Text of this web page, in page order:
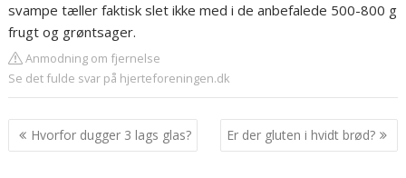
svampe tæller faktisk slet ikke med i de anbefalede 500-800 g
frugt og grøntsager.
Anmodning om fjernelse
Se det fulde svar på hjerteforeningen.dk
Indlægsnavigation
Hvorfor dugger 3 lags glas? Er der gluten i hvidt brød?